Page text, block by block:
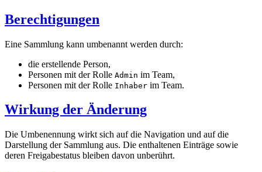
Berechtigungen
Eine Sammlung kann umbenannt werden durch:
die erstellende Person,
Personen mit der Rolle Admin im Team,
Personen mit der Rolle Inhaber im Team.
Wirkung der Änderung
Die Umbenennung wirkt sich auf die Navigation und auf die
Darstellung der Sammlung aus. Die enthaltenen Einträge sowie
deren Freigabestatus bleiben davon unberührt.